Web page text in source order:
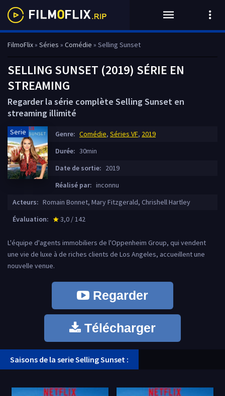
FilmoFlix» Séries » Comédie » Selling Sunset
SELLING SUNSET (2019) SÉRIE EN
STREAMING
Regarder la série complète Selling Sunset en
streaming illimité
Serie Genre: Comédie, Séries VF, 2019
Durée: 30min
Date de sortie: 2019
Réalisé par: inconnu
Acteurs: Romain Bonnet, Mary Fitzgerald, Chrishell Hartley
Évaluation:
star_rate
3,0 / 142
L'équipe d'agents immobiliers de l'Oppenheim Group, qui vendent
une vie de luxe à de riches clients de Los Angeles, accueillent une
nouvelle venue.
Regarder
Télécharger
Saisons de la serie Selling Sunset :